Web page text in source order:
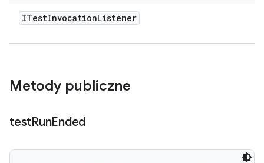
ITestInvocationListener
Metody publiczne
testRunEnded